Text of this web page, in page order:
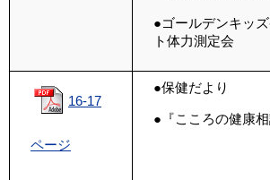
●ゴールデンキッ
ト体力測定会
16-17
ページ
●保健だより
●『こころの健康